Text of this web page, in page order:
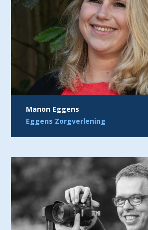
Manon Eggens
Eggens Zorgverlening